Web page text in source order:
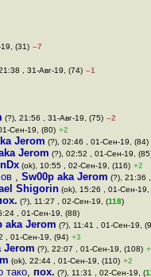
(31) –7
, 31-Авг-19, (74) –1
(?), 21:56 , 31-Авг-19, (75) –2
Сен-19, (80) +2
Jerom (?), 02:46 , 01-Сен-19, (84)
Jerom (?), 02:52 , 01-Сен-19,
(ok), 10:55 , 02-Сен-19, (116) +2
, Sw00p aka Jerom (?), 21:36
Shigorin (ok), 15:26 , 01-Сен-19,
(?), 11:27 , 02-Сен-19, (118)
, 01-Сен-19, (88)
aka Jerom (?), 11:41 , 01-Сен-19,
, 01-Сен-19, (94) +3
Jerom (?), 22:07 , 01-Сен-19, (108)
(ok), 22:44 , 01-Сен-19, (110) +2
тако, пох. (?), 11:31 , 02-Сен-19, (